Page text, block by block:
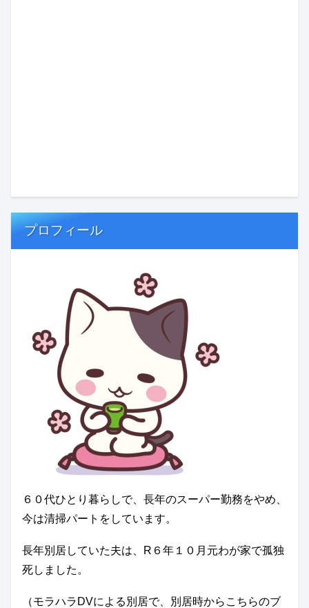
プロフィール
６０代ひとり暮らしで、長年のスーパー勤務をやめ、
今は清掃パートをしています。
長年別居していた夫は、R６年１０月元わが家で孤独
死しました。
（モラハラDVによる別居で、別居時からこちらのブ